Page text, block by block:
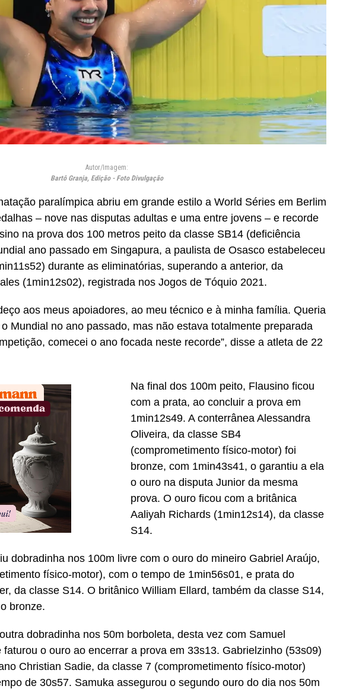
Autor/Imagem:
Bartô Granja, Edição - Foto Divulgação
paralímpica abriu em grande estilo a World Séries em Berlim
– nove nas disputas adultas e uma entre jovens – e recorde
na prova dos 100 metros peito da classe SB14 (deficiência
ano passado em Singapura, a paulista de Osasco estabeleceu
durante as eliminatórias, superando a anterior, da
(1min12s02), registrada nos Jogos de Tóquio 2021.
aos meus apoiadores, ao meu técnico e à minha família. Queria
Mundial no ano passado, mas não estava totalmente preparada
comecei o ano focada neste recorde”, disse a atleta de 22
Na final dos 100m peito, Flausino ficou
com a prata, ao concluir a prova em
1min12s49. A conterrânea Alessandra
Oliveira, da classe SB4
(comprometimento físico-motor) foi
bronze, com 1min43s41, o garantiu a ela
o ouro na disputa Junior da mesma
prova. O ouro ficou com a britânica
Aaliyah Richards (1min12s14), da classe
S14.
dobradinha nos 100m livre com o ouro do mineiro Gabriel Araújo,
físico-motor), com o tempo de 1min56s01, e prata do
da classe S14. O britânico William Ellard, também da classe S14,
bronze.
dobradinha nos 50m borboleta, desta vez com Samuel
o ouro ao encerrar a prova em 33s13. Gabrielzinho (53s09)
Christian Sadie, da classe 7 (comprometimento físico-motor)
de 30s57. Samuka assegurou o segundo ouro do dia nos 50m